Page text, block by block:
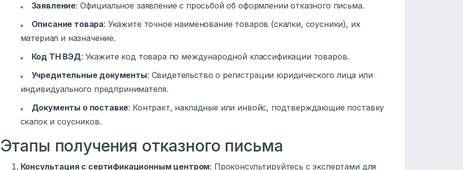
Заявление: Официальное заявление с просьбой об оформлении отказного письма.
Описание товара: Укажите точное наименование товаров (скалки, соусники), их
материал и назначение.
Код ТН ВЭД: Укажите код товара по международной классификации товаров.
Учредительные документы: Свидетельство о регистрации юридического лица или
индивидуального предпринимателя.
Документы о поставке: Контракт, накладные или инвойс, подтверждающие поставку
скалок и соусников.
Этапы получения отказного письма
Консультация с сертификационным центром: Проконсультируйтесь с экспертами для